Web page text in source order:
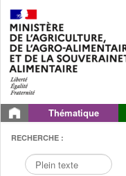
Thématique
RECHERCHE :